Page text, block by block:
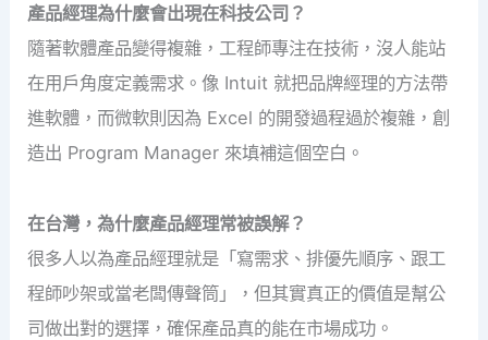
產品經理為什麼會出現在科技公司？
隨著軟體產品變得複雜，工程師專注在技術，沒人能站
在用戶角度定義需求。像 Intuit 就把品牌經理的方法帶
進軟體，而微軟則因為 Excel 的開發過程過於複雜，創
造出 Program Manager 來填補這個空白。
在台灣，為什麼產品經理常被誤解？
很多人以為產品經理就是「寫需求、排優先順序、跟工
程師吵架或當老闆傳聲筒」，但其實真正的價值是幫公
司做出對的選擇，確保產品真的能在市場成功。